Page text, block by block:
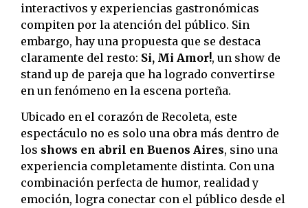
interactivos y experiencias gastronómicas
compiten por la atención del público. Sin
embargo, hay una propuesta que se destaca
claramente del resto: Si, Mi Amor!, un show de
stand up de pareja que ha logrado convertirse
en un fenómeno en la escena porteña.
Ubicado en el corazón de Recoleta, este
espectáculo no es solo una obra más dentro de
los shows en abril en Buenos Aires, sino una
experiencia completamente distinta. Con una
combinación perfecta de humor, realidad y
emoción, logra conectar con el público desde el